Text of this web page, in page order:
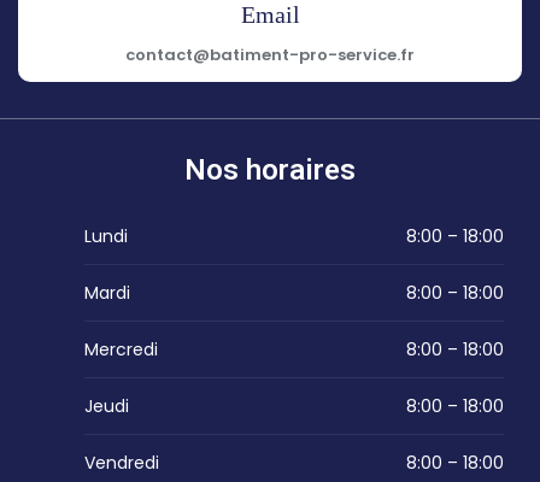
Email
contact@batiment-pro-service.fr
Nos horaires
Lundi 8:00 – 18:00
Mardi 8:00 – 18:00
Mercredi 8:00 – 18:00
Jeudi 8:00 – 18:00
Vendredi 8:00 – 18:00